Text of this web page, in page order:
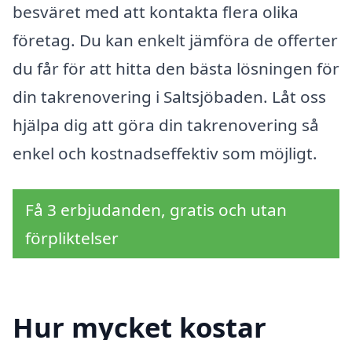
besväret med att kontakta flera olika
företag. Du kan enkelt jämföra de offerter
du får för att hitta den bästa lösningen för
din takrenovering i Saltsjöbaden. Låt oss
hjälpa dig att göra din takrenovering så
enkel och kostnadseffektiv som möjligt.
Få 3 erbjudanden, gratis och utan
förpliktelser
Hur mycket kostar